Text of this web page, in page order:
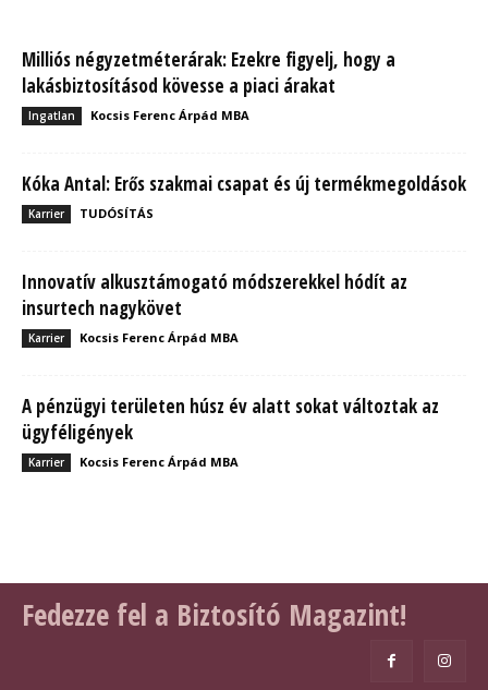
Milliós négyzetméterárak: Ezekre figyelj, hogy a
lakásbiztosításod kövesse a piaci árakat
Ingatlan Kocsis Ferenc Árpád MBA
Kóka Antal: Erős szakmai csapat és új termékmegoldások
Karrier TUDÓSÍTÁS
Innovatív alkusztámogató módszerekkel hódít az
insurtech nagykövet
Karrier Kocsis Ferenc Árpád MBA
A pénzügyi területen húsz év alatt sokat változtak az
ügyféligények
Karrier Kocsis Ferenc Árpád MBA
Fedezze fel a Biztosító Magazint!